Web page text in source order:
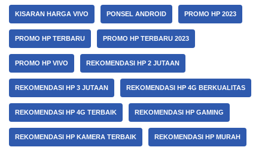
KISARAN HARGA VIVO PONSEL ANDROID PROMO HP 2023
PROMO HP TERBARU PROMO HP TERBARU 2023
PROMO HP VIVO REKOMENDASI HP 2 JUTAAN
REKOMENDASI HP 3 JUTAAN REKOMENDASI HP 4G BERKUALITAS
REKOMENDASI HP 4G TERBAIK REKOMENDASI HP GAMING
REKOMENDASI HP KAMERA TERBAIK REKOMENDASI HP MURAH